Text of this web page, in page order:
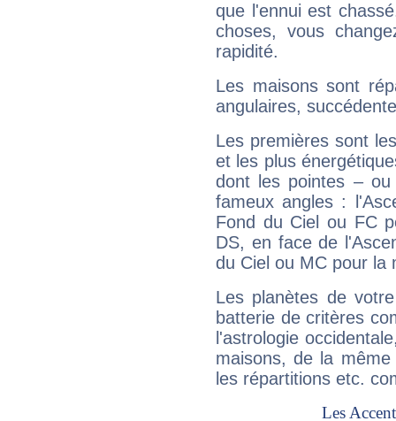
que l'ennui est
choses, vous
rapidité.
Les maisons sont
angulaires,
Les premières sont
et les plus
dont les pointes –
fameux angles :
Fond du Ciel ou FC
DS, en face de
du Ciel ou MC pour la
Les planètes de
batterie de critères
l'astrologie
maisons, de la
les répartitions etc.